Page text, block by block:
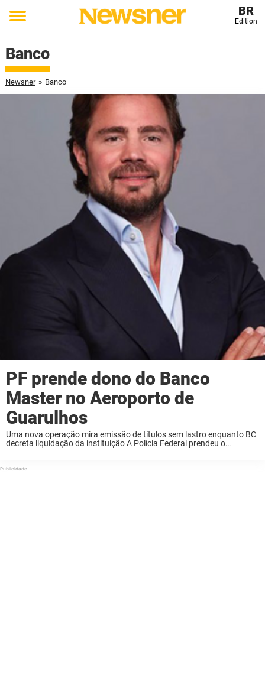
Toggle
BR
Edition
Banco
Newsner » Banco
PF prende dono do Banco
Master no Aeroporto de
Guarulhos
Uma nova operação mira emissão de títulos sem lastro enquanto BC
decreta liquidação da instituição A Polícia Federal prendeu o